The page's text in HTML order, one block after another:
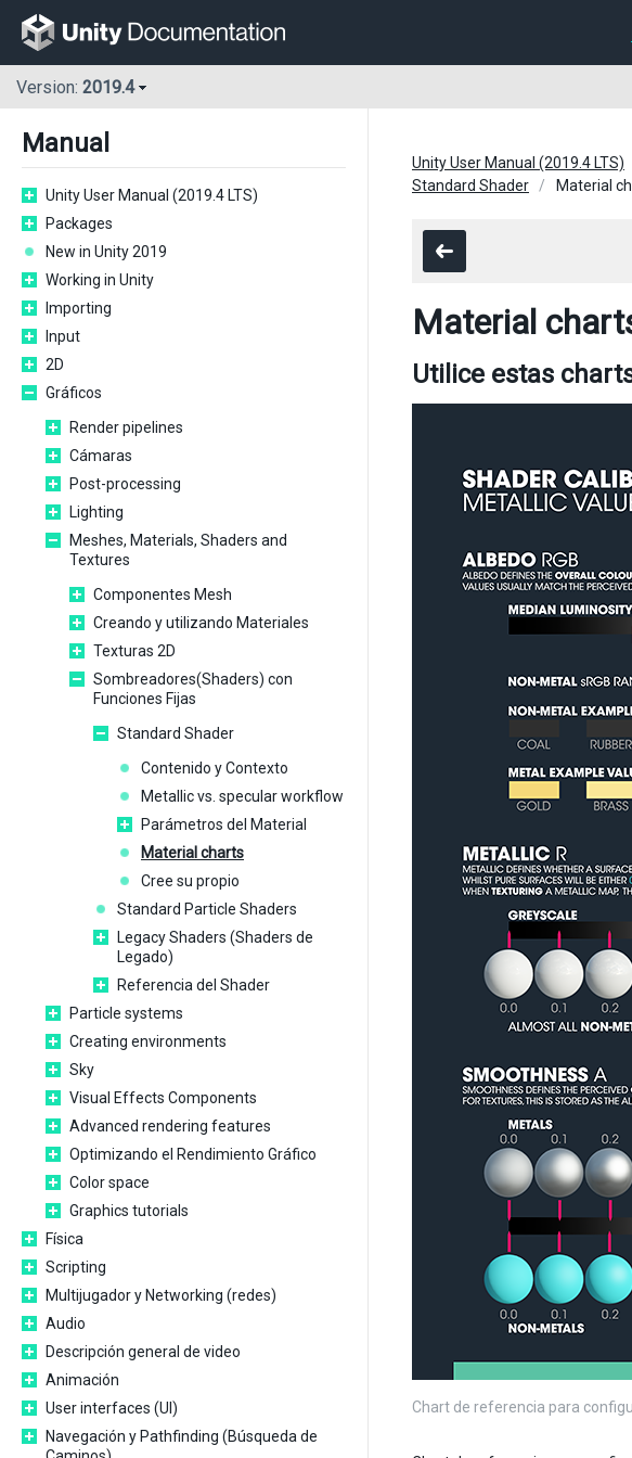
Version: 2019.4
Manual
Unity User Manual (2019.4 LTS)
Packages
New in Unity 2019
Working in Unity
Importing
Input
2D
Gráficos
Render pipelines
Cámaras
Post-processing
Lighting
Meshes, Materials, Shaders and
Textures
Componentes Mesh
Creando y utilizando Materiales
Texturas 2D
Sombreadores(Shaders) con
Funciones Fijas
Standard Shader
Contenido y Contexto
Metallic vs. specular workflow
Parámetros del Material
Material charts
Cree su propio
Standard Particle Shaders
Legacy Shaders (Shaders de
Legado)
Referencia del Shader
Particle systems
Creating environments
Sky
Visual Effects Components
Advanced rendering features
Optimizando el Rendimiento Gráfico
Color space
Graphics tutorials
Física
Scripting
Multijugador y Networking (redes)
Audio
Descripción general de video
Animación
User interfaces (UI)
Navegación y Pathfinding (Búsqueda de
Unity User Manual (2019.4 LTS)
Standard Shader
Material
Material
Utilice estas
Chart de referencia para